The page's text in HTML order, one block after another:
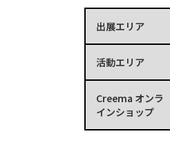
出展エリア
活動エリア
Creema オンラ
インショップ